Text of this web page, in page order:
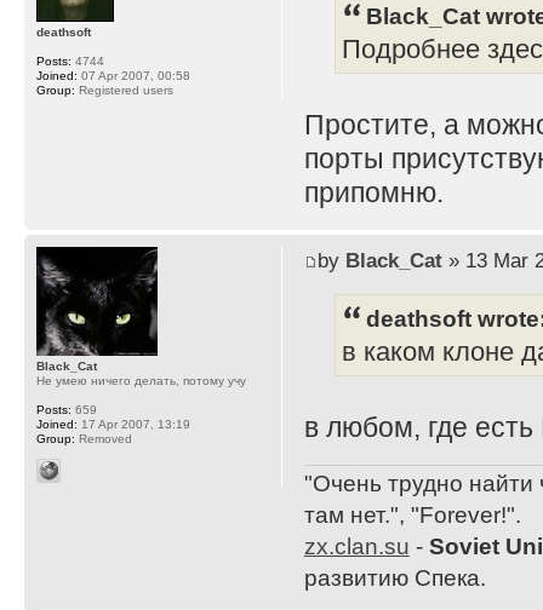
Black_Cat
Подробнее
Простите, а
порты
припомню.
deathsoft
Posts: 4744
Joined: 07 Apr 2007, 00:58
Group: Registered users
by Black_Cat» 13 Mar
deathsoft
в каком клоне
в любом, где
"Очень трудно найти
там нет.", "Forever!".
zx.clan.su - Soviet
развитию Спека.
Black_Cat
Не умею ничего делать, потому учу
Posts: 659
Joined: 17 Apr 2007, 13:19
Group: Removed